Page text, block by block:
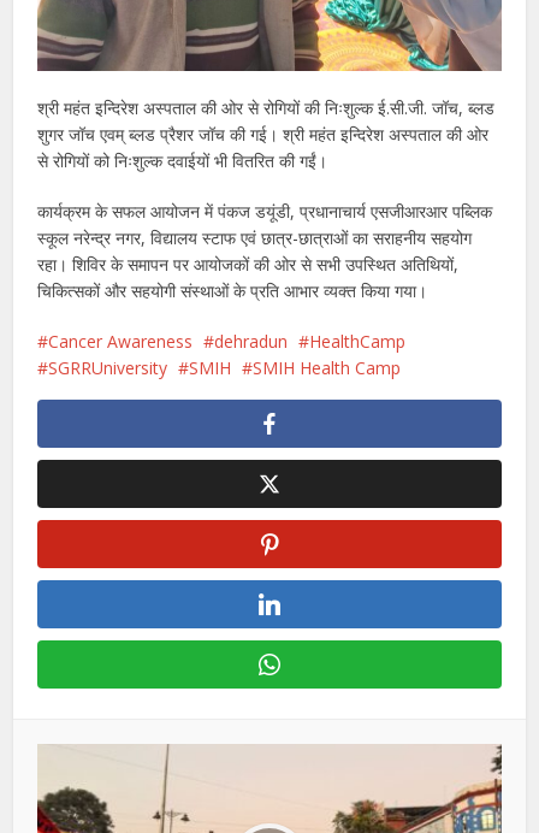
श्री महंत इन्दिरेश अस्पताल की ओर से रोगियों की निःशुल्क ई.सी.जी. जॉच, ब्लड
शुगर जॉच एवम् ब्लड प्रैशर जॉच की गई। श्री महंत इन्दिरेश अस्पताल की ओर
से रोगियों को निःशुल्क दवाईयों भी वितरित की गईं।
कार्यक्रम के सफल आयोजन में पंकज डयूंडी, प्रधानाचार्य एसजीआरआर पब्लिक
स्कूल नरेन्द्र नगर, विद्यालय स्टाफ एवं छात्र-छात्राओं का सराहनीय सहयोग
रहा। शिविर के समापन पर आयोजकों की ओर से सभी उपस्थित अतिथियों,
चिकित्सकों और सहयोगी संस्थाओं के प्रति आभार व्यक्त किया गया।
Cancer Awareness dehradun
HealthCamp
SGRRUniversity
SMIH SMIH Health Camp